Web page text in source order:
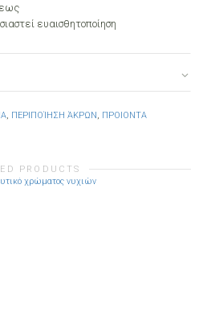
ευαισθητοποίηση
, ΠΕΡΙΠΟΊΗΣΗ ΆΚΡΩΝ, ΠΡΟΙΟΝΤΑ
PRODUCTS